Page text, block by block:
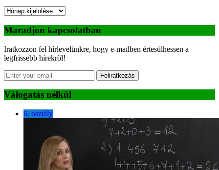
Archívum
Maradjon kapcsolatban
Iratkozzon fel hírlevelünkre, hogy e-mailben értesülhessen a
legfrissebb hírekről!
Feliratkozás
Válogatás nélkül
6. osztály